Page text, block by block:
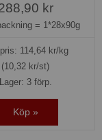
kr
= 1*28x90g
114,64 kr/kg
(10,32 kr/st)
Lager: 3 förp.
Köp »